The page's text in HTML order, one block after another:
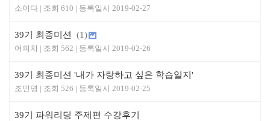
소이다 610 2019-02-27
39기 최종미션 (1)
어피치 562 2019-02-26
39기 최종미션 '내가 자랑하고 싶은 학습일지'
조민영 526 2019-02-25
39기 파워리딩 주제편 수강후기